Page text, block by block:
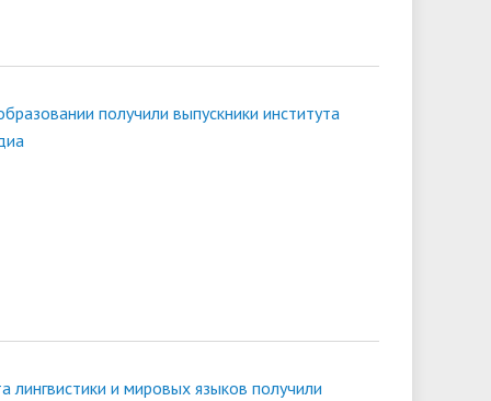
получили выпускники института
лингвистики и мировых языков получили